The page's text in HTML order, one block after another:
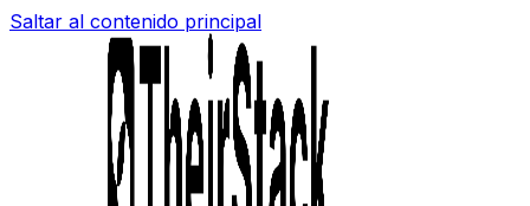
Saltar al contenido principal